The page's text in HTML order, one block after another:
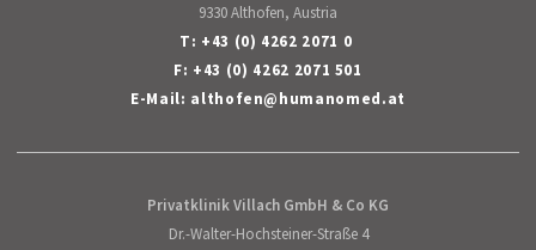
9330 Althofen, Austria
T: +43 (0) 4262 2071 0
F: +43 (0) 4262 2071 501
E-Mail: althofen@humanomed.at
Privatklinik Villach GmbH & Co KG
Dr.-Walter-Hochsteiner-Straße 4